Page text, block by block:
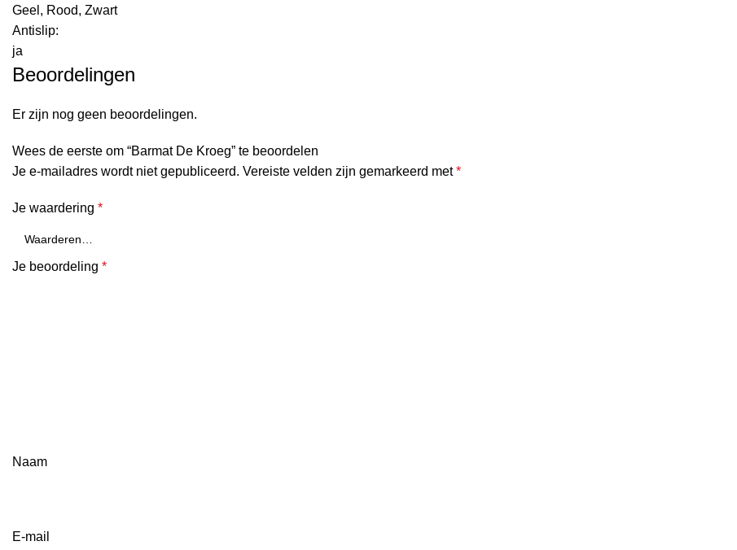
Geel, Rood, Zwart
Antislip:
ja
Beoordelingen
Er zijn nog geen beoordelingen.
Wees de eerste om “Barmat De Kroeg” te beoordelen
Je e-mailadres wordt niet gepubliceerd. Vereiste velden zijn gemarkeerd met*
Je waardering *
Je beoordeling *
Naam
E-mail